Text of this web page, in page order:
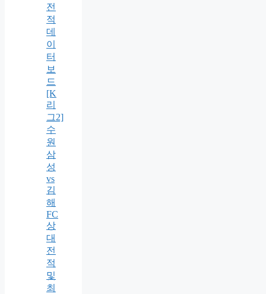
전
적
데
이
터
보
드
[K
리
그2]
수
원
삼
성
vs
김
해
FC
상
대
전
적
및
최